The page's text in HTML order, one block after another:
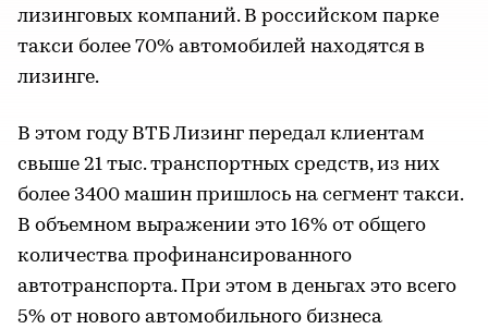
лизинговых компаний. В российском парке
такси более 70% автомобилей находятся в
лизинге.
В этом году ВТБ Лизинг передал клиентам
свыше 21 тыс. транспортных средств, из них
более 3400 машин пришлось на сегмент такси.
В объемном выражении это 16% от общего
количества профинансированного
автотранспорта. При этом в деньгах это всего
5% от нового автомобильного бизнеса